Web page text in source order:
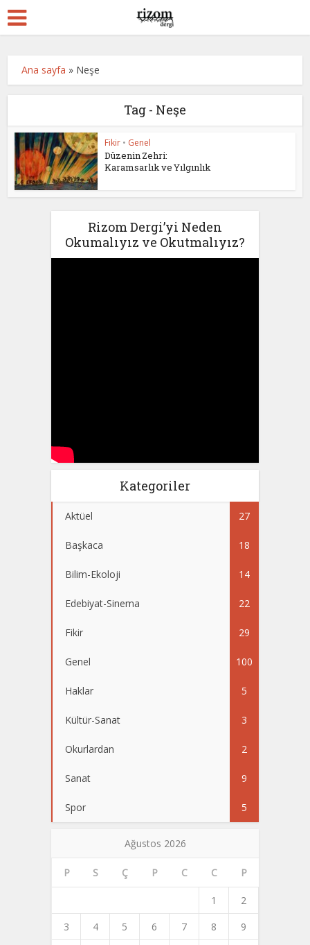
Ana sayfa » Neşe
Tag - Neşe
Fikir • Genel
Düzenin Zehri:
Karamsarlık ve Yılgınlık
Rizom Dergi’yi Neden
Okumalıyız ve Okutmalıyız?
Kategoriler
Aktüel 27
Başkaca 18
Bilim-Ekoloji 14
Edebiyat-Sinema 22
Fikir 29
Genel 100
Haklar 5
Kültür-Sanat 3
Okurlardan 2
Sanat 9
Spor 5
Ağustos 2026
P S Ç P C C P
1
2
3
4 5 6 7 8
9